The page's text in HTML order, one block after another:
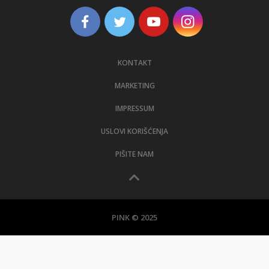
KONTAKT
MARKETING
IMPRESSUM
USLOVI KORIŠĆENJA
PIŠITE NAM
PINK © 2025